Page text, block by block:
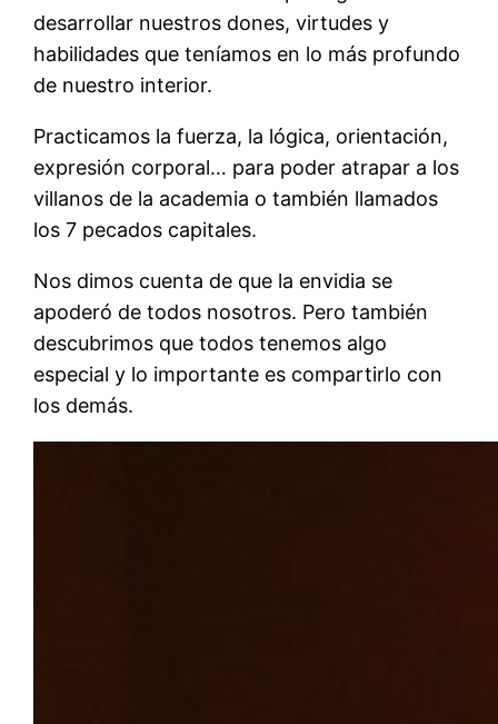
desarrollar nuestros dones, virtudes y
habilidades que teníamos en lo más profundo
de nuestro interior.
Practicamos la fuerza, la lógica, orientación,
expresión corporal… para poder atrapar a los
villanos de la academia o también llamados
los 7 pecados capitales.
Nos dimos cuenta de que la envidia se
apoderó de todos nosotros. Pero también
descubrimos que todos tenemos algo
especial y lo importante es compartirlo con
los demás.